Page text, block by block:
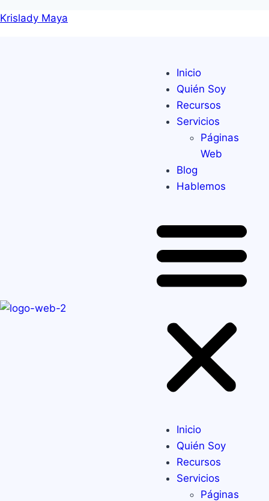
Krislady Maya
Inicio
Quién Soy
Recursos
Servicios
Páginas
Web
Blog
Hablemos
Inicio
Quién Soy
Recursos
Servicios
Páginas